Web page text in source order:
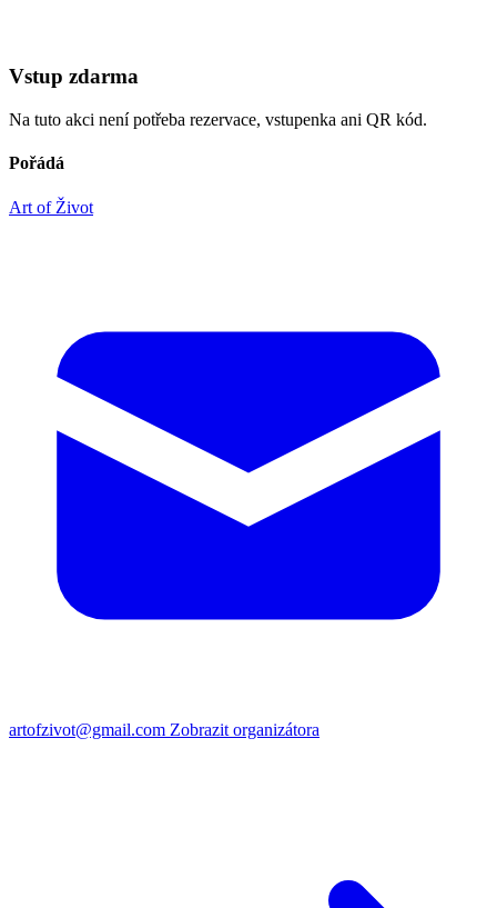
Vstup zdarma
Na tuto akci není potřeba rezervace, vstupenka ani QR kód.
Pořádá
Art of Život
artofzivot@gmail.com Zobrazit organizátora